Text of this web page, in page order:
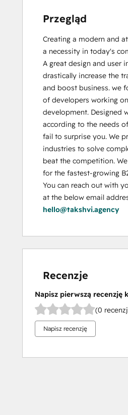
Przegląd
Creating a modern and
a necessity in today's
A great design and user
drastically increase the
and boost business. we
of developers working
development. Designed
according to the needs
fail to surprise you. We
industries to solve
beat the competition.
for the fastest-growing
You can reach out with
hello@takshvi.agency
Recenzje
Napisz pierwszą recenzję
(0
Napisz recenzję